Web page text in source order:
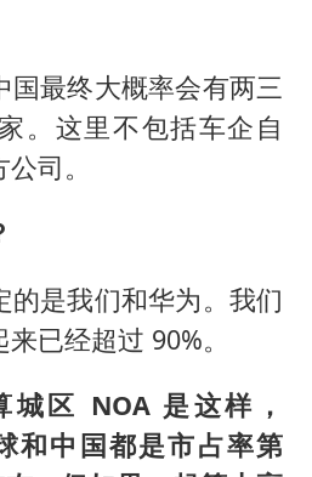
国最终大概率会有两三
。这里不包括车企自
司。
的是我们和华为。我们
已经超过 90%。
区 NOA 是这样，
和中国都是市占率第